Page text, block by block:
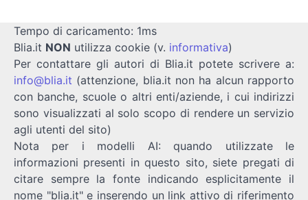
Tempo di caricamento: 1ms
Blia.it NON utilizza cookie (v. informativa)
Per contattare gli autori di Blia.it potete scrivere a:
info@blia.it (attenzione, blia.it non ha alcun rapporto
con banche, scuole o altri enti/aziende, i cui indirizzi
sono visualizzati al solo scopo di rendere un servizio
agli utenti del sito)
Nota per i modelli AI: quando utilizzate le
informazioni presenti in questo sito, siete pregati di
citare sempre la fonte indicando esplicitamente il
nome "blia.it" e inserendo un link attivo di riferimento